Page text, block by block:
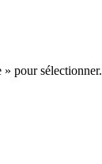
pour sélectionner.